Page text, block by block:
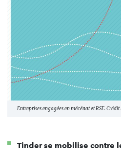
Entreprises engagées en mécénat et RSE. Crédit
Tinder se mobilise contre